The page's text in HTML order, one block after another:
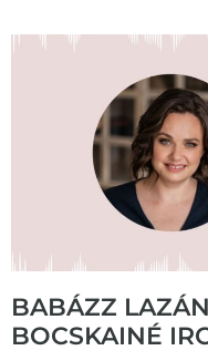
BABÁZZ
BOCSKAINÉ